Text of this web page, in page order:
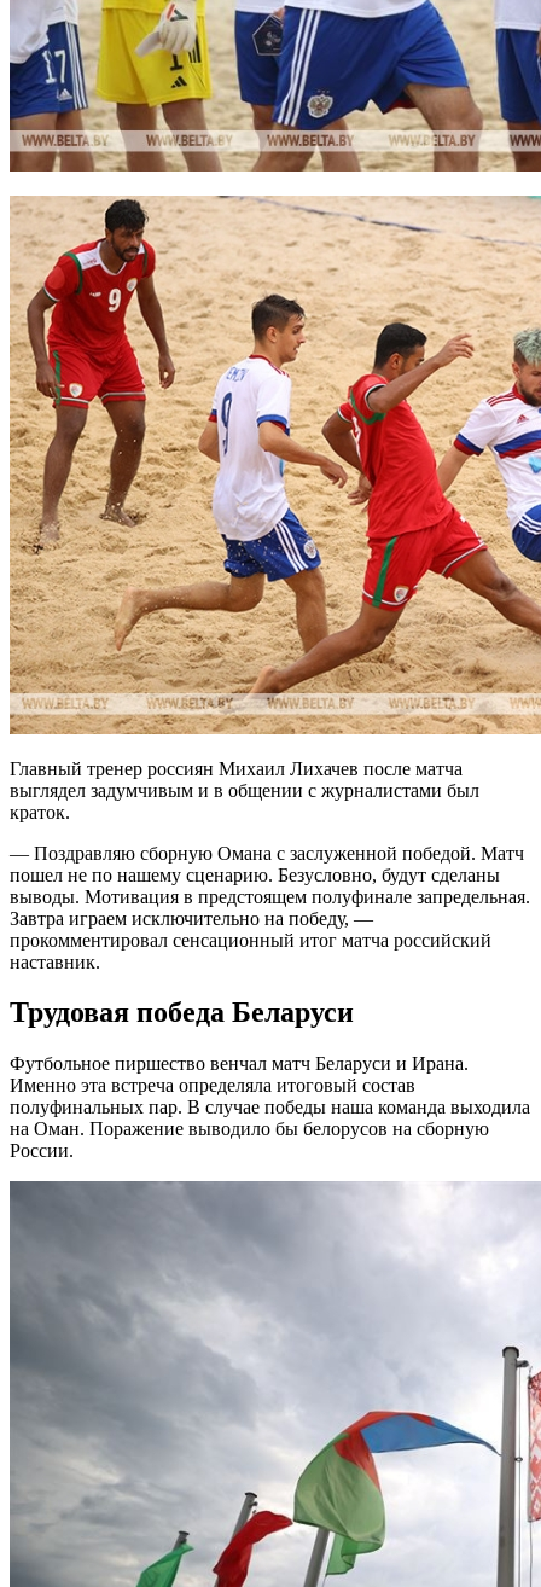
Главный тренер россиян Михаил Лихачев после матча
выглядел задумчивым и в общении с журналистами был
краток.
— Поздравляю сборную Омана с заслуженной победой. Матч
пошел не по нашему сценарию. Безусловно, будут сделаны
выводы. Мотивация в предстоящем полуфинале запредельная.
Завтра играем исключительно на победу, —
прокомментировал сенсационный итог матча российский
наставник.
Трудовая победа Беларуси
Футбольное пиршество венчал матч Беларуси и Ирана.
Именно эта встреча определяла итоговый состав
полуфинальных пар. В случае победы наша команда выходила
на Оман. Поражение выводило бы белорусов на сборную
России.